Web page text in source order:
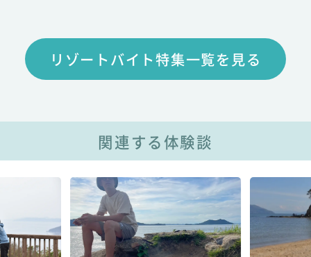
リゾートバイト特集一覧を見る
関連する体験談